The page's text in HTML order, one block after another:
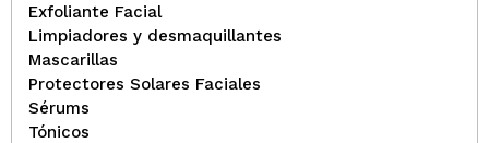
Exfoliante Facial
Limpiadores y desmaquillantes
Mascarillas
Protectores Solares Faciales
Sérums
Tónicos